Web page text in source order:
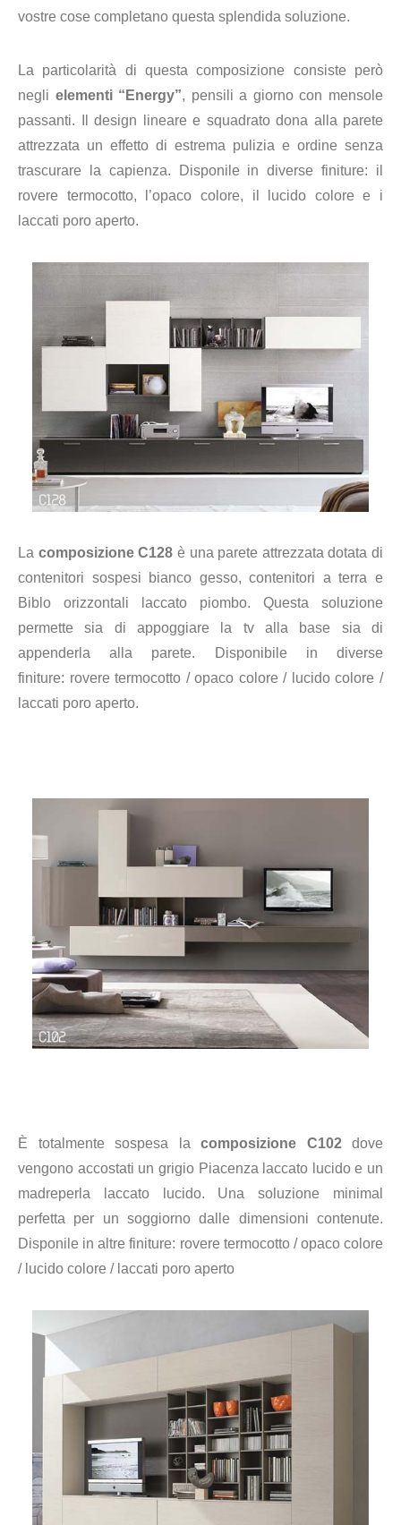
vostre cose completano questa splendida soluzione.
La particolarità di questa composizione consiste però
negli elementi “Energy”, pensili a giorno con mensole
passanti. Il design lineare e squadrato dona alla parete
attrezzata un effetto di estrema pulizia e ordine senza
trascurare la capienza. Disponile in diverse finiture: il
rovere termocotto, l’opaco colore, il lucido colore e i
laccati poro aperto.
La composizione C128 è una parete attrezzata dotata di
contenitori sospesi bianco gesso, contenitori a terra e
Biblo orizzontali laccato piombo. Questa soluzione
permette sia di appoggiare la tv alla base sia di
appenderla alla parete. Disponibile in diverse
finiture: rovere termocotto / opaco colore / lucido colore /
laccati poro aperto.
È totalmente sospesa la composizione C102 dove
vengono accostati un grigio Piacenza laccato lucido e un
madreperla laccato lucido. Una soluzione minimal
perfetta per un soggiorno dalle dimensioni contenute.
Disponile in altre finiture: rovere termocotto / opaco colore
/ lucido colore / laccati poro aperto